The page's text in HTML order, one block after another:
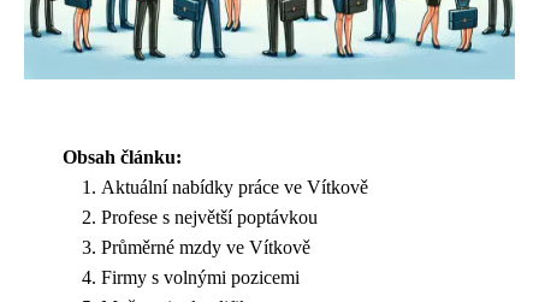
Obsah článku:
Aktuální nabídky práce ve Vítkově
Profese s největší poptávkou
Průměrné mzdy ve Vítkově
Firmy s volnými pozicemi